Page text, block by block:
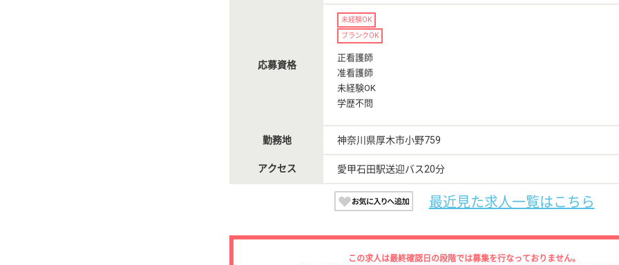
応募資格
未経験OK
ブランクOK
正看護師
准看護師
未経験OK
学歴不問
勤務地 神奈川県厚木市小野759
アクセス 愛甲石田駅送迎バス20分
最近見た求人一覧はこちら
この求人は最終確認日の段階では募集を行なっておりません。